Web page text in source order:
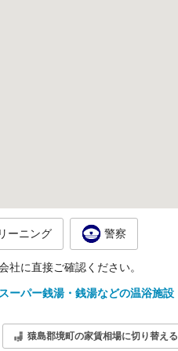
ーニング 警察
に直接ご確認ください。
ーパー銭湯・銭湯などの温浴施設
猿島郡境町の家賃相場に切り替える